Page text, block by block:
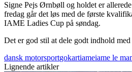
Signe Pejs Ørnbøll og holdet er
fredag går det løs med de første
IAME Ladies Cup på søndag.
Det er god stil at dele godt indhold med
dansk motorsportgokartiameiame le
Lignende artikler